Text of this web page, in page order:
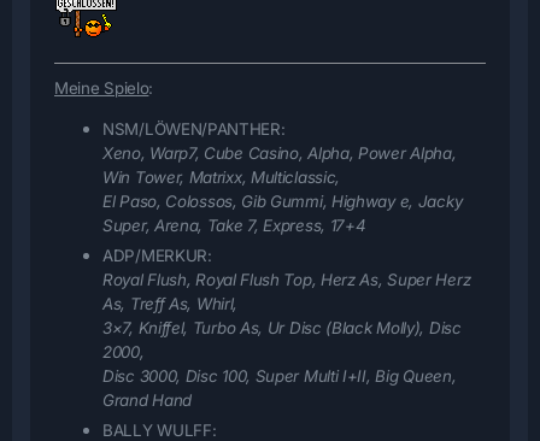
Meine Spielo:
NSM/LÖWEN/PANTHER:
Xeno, Warp7, Cube Casino, Alpha, Power Alpha,
Win Tower, Matrixx, Multiclassic,
El Paso, Colossos, Gib Gummi, Highway e, Jacky
Super, Arena, Take 7, Express, 17+4
ADP/MERKUR:
Royal Flush, Royal Flush Top, Herz As, Super Herz
As, Treff As, Whirl,
3×7, Kniffel, Turbo As, Ur Disc (Black Molly), Disc
2000,
Disc 3000, Disc 100, Super Multi I+II, Big Queen,
Grand Hand
BALLY WULFF: